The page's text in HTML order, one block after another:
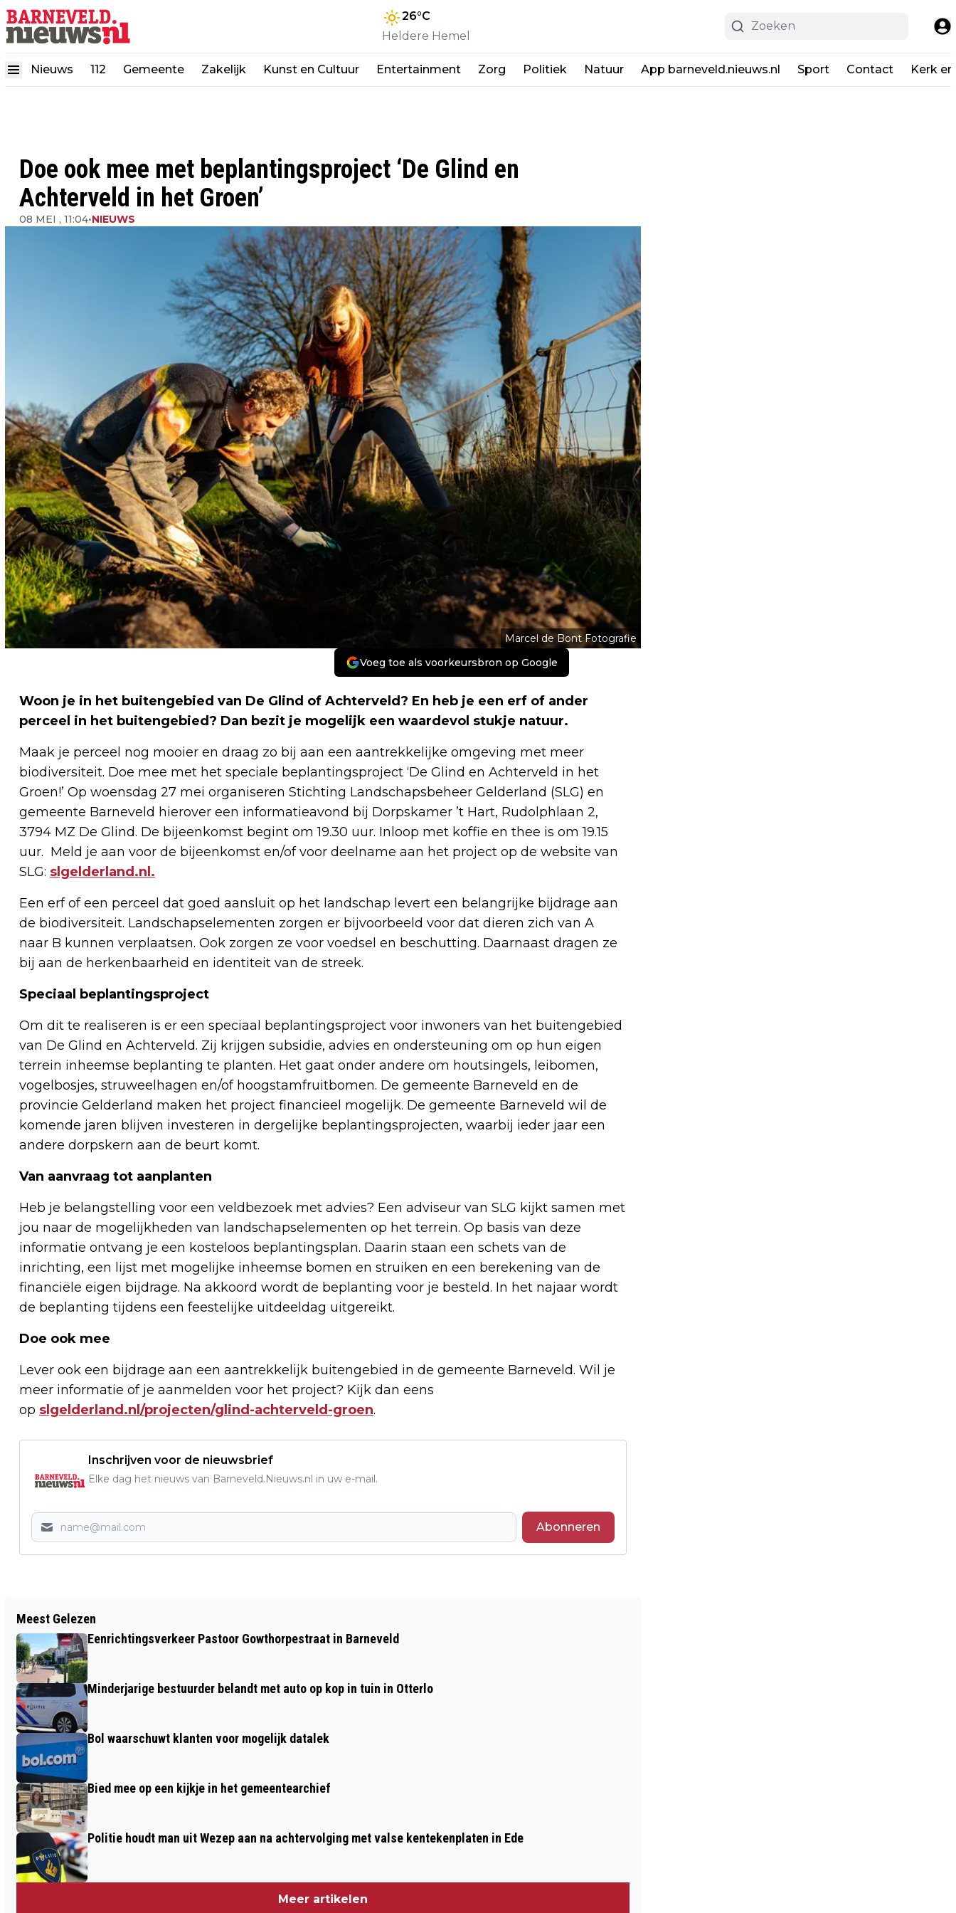
26°C
Heldere Hemel
Nieuws 112 Gemeente Zakelijk Kunst en Cultuur Entertainment Zorg Politiek Natuur App barneveld.nieuws.nl Sport Contact Kerk
Doe ook mee met beplantingsproject ‘De Glind en
Achterveld in het Groen’
08 MEI , 11:04•NIEUWS
Marcel de Bont Fotografie
Voeg toe als voorkeursbron op Google
Woon je in het buitengebied van De Glind of Achterveld? En heb je een erf of ander
perceel in het buitengebied? Dan bezit je mogelijk een waardevol stukje natuur.
Maak je perceel nog mooier en draag zo bij aan een aantrekkelijke omgeving met meer
biodiversiteit. Doe mee met het speciale beplantingsproject ‘De Glind en Achterveld in het
Groen!’ Op woensdag 27 mei organiseren Stichting Landschapsbeheer Gelderland (SLG) en
gemeente Barneveld hierover een informatieavond bij Dorpskamer ’t Hart, Rudolphlaan 2,
3794 MZ De Glind. De bijeenkomst begint om 19.30 uur. Inloop met koffie en thee is om 19.15
uur. Meld je aan voor de bijeenkomst en/of voor deelname aan het project op de website van
SLG: slgelderland.nl.
Een erf of een perceel dat goed aansluit op het landschap levert een belangrijke bijdrage aan
de biodiversiteit. Landschapselementen zorgen er bijvoorbeeld voor dat dieren zich van A
naar B kunnen verplaatsen. Ook zorgen ze voor voedsel en beschutting. Daarnaast dragen ze
bij aan de herkenbaarheid en identiteit van de streek.
Speciaal beplantingsproject
Om dit te realiseren is er een speciaal beplantingsproject voor inwoners van het buitengebied
van De Glind en Achterveld. Zij krijgen subsidie, advies en ondersteuning om op hun eigen
terrein inheemse beplanting te planten. Het gaat onder andere om houtsingels, leibomen,
vogelbosjes, struweelhagen en/of hoogstamfruitbomen. De gemeente Barneveld en de
provincie Gelderland maken het project financieel mogelijk. De gemeente Barneveld wil de
komende jaren blijven investeren in dergelijke beplantingsprojecten, waarbij ieder jaar een
andere dorpskern aan de beurt komt.
Van aanvraag tot aanplanten
Heb je belangstelling voor een veldbezoek met advies? Een adviseur van SLG kijkt samen met
jou naar de mogelijkheden van landschapselementen op het terrein. Op basis van deze
informatie ontvang je een kosteloos beplantingsplan. Daarin staan een schets van de
inrichting, een lijst met mogelijke inheemse bomen en struiken en een berekening van de
financiële eigen bijdrage. Na akkoord wordt de beplanting voor je besteld. In het najaar wordt
de beplanting tijdens een feestelijke uitdeeldag uitgereikt.
Doe ook mee
Lever ook een bijdrage aan een aantrekkelijk buitengebied in de gemeente Barneveld. Wil je
meer informatie of je aanmelden voor het project? Kijk dan eens
op slgelderland.nl/projecten/glind-achterveld-groen.
Inschrijven voor de nieuwsbrief
Elke dag het nieuws van Barneveld.Nieuws.nl in uw e-mail.
Abonneren
EIKENPROCESSIERUPS BESTRIJDEN
BIJ KASTEEL HOEKELUM IN BENNEKOM
Meest Gelezen
Eenrichtingsverkeer Pastoor Gowthorpestraat in Barneveld
Minderjarige bestuurder belandt met auto op kop in tuin in Otterlo
Bol waarschuwt klanten voor mogelijk datalek
Bied mee op een kijkje in het gemeentearchief
Politie houdt man uit Wezep aan na achtervolging met valse kentekenplaten in Ede
Meer artikelen